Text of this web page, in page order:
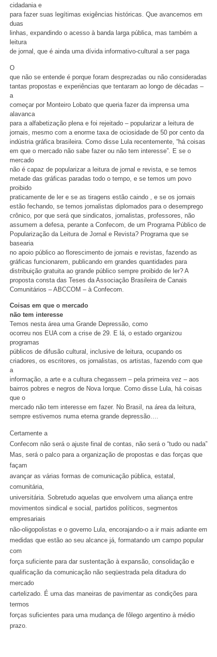
cidadania e
para fazer suas legítimas exigências históricas. Que avancemos em
duas
linhas, expandindo o acesso à banda larga pública, mas também a
leitura
de jornal, que é ainda uma dívida informativo-cultural a ser paga
O
que não se entende é porque foram desprezadas ou não consideradas
tantas propostas e experiências que tentaram ao longo de décadas –
a
começar por Monteiro Lobato que queria fazer da imprensa uma
alavanca
para a alfabetização plena e foi rejeitado – popularizar a leitura de
jornais, mesmo com a enorme taxa de ociosidade de 50 por cento da
indústria gráfica brasileira. Como disse Lula recentemente, “há coisas
em que o mercado não sabe fazer ou não tem interesse”. E se o
mercado
não é capaz de popularizar a leitura de jornal e revista, e se temos
metade das gráficas paradas todo o tempo, e se temos um povo
proibido
praticamente de ler e se as tiragens estão caindo , e se os jornais
estão fechando, se temos jornalistas diplomados para o desemprego
crônico, por que será que sindicatos, jornalistas, professores, não
assumem a defesa, perante a Confecom, de um Programa Público de
Popularização da Leitura de Jornal e Revista? Programa que se
basearia
no apoio público ao florescimento de jornais e revistas, fazendo as
gráficas funcionarem, publicando em grandes quantidades para
distribuição gratuita ao grande público sempre proibido de ler? A
proposta consta das Teses da Associação Brasileira de Canais
Comunitários – ABCCOM – à Confecom.
Coisas em que o mercado
não tem interesse
Temos nesta área uma Grande Depressão, como
ocorreu nos EUA com a crise de 29. E lá, o estado organizou
programas
públicos de difusão cultural, inclusive de leitura, ocupando os
criadores, os escritores, os jornalistas, os artistas, fazendo com que
a
informação, a arte e a cultura chegassem – pela primeira vez – aos
bairros pobres e negros de Nova Iorque. Como disse Lula, há coisas
que o
mercado não tem interesse em fazer. No Brasil, na área da leitura,
sempre estivemos numa eterna grande depressão….
Certamente a
Confecom não será o ajuste final de contas, não será o “tudo ou nada”
Mas, será o palco para a organização de propostas e das forças que
façam
avançar as várias formas de comunicação pública, estatal,
comunitária,
universitária. Sobretudo aquelas que envolvem uma aliança entre
movimentos sindical e social, partidos políticos, segmentos
empresariais
não-oligopolistas e o governo Lula, encorajando-o a ir mais adiante em
medidas que estão ao seu alcance já, formatando um campo popular
com
força suficiente para dar sustentação à expansão, consolidação e
qualificação da comunicação não seqüestrada pela ditadura do
mercado
cartelizado. É uma das maneiras de pavimentar as condições para
termos
forças suficientes para uma mudança de fôlego argentino à médio
prazo.